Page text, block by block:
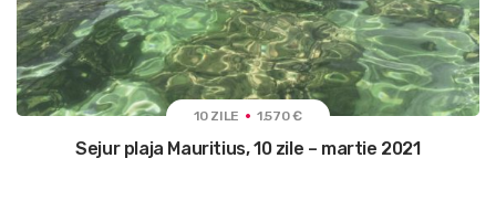
10 ZILE 1.570 €
Sejur plaja Mauritius, 10 zile – martie 2021